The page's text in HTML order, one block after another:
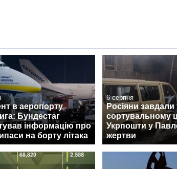
в аеропорту
Бундестаг
інформацію про
на борту літака
6 серпня
Росіяни
сортувальному
Укрпошти у
жертви